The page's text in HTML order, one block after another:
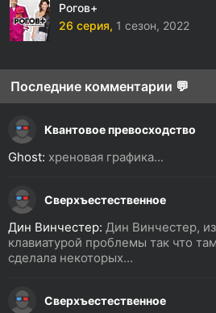
Рогов+
26 серия, 1 сезон, 2022
Последние комментарии 💬
Квантовое превосходство
Ghost: хреновая графика...
Сверхъестественное
Дин Винчестер: Дин Винчестер,
клавиатурой проблемы так что
сделала некоторых...
Сверхъестественное